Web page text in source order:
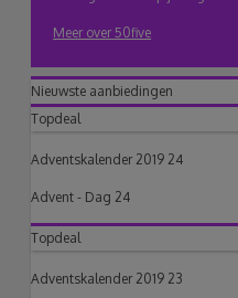
Meer over 50five
Nieuwste aanbiedingen
Topdeal
Adventskalender 2019 24
Advent - Dag 24
Topdeal
Adventskalender 2019 23